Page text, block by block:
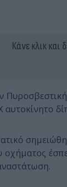
Κάνε κλικ και
αυτοκίνητο
οχήματος